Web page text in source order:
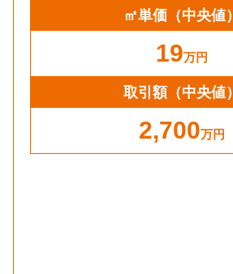
㎡単価 （中央値）
19万円
取引額（中央値）
2,700万円